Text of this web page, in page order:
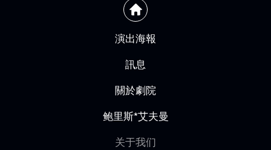
演出海報
訊息
關於劇院
鲍里斯*艾夫曼
关于我们